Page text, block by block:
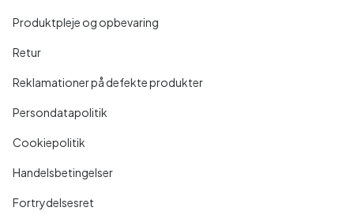
Produktpleje og opbevaring
Retur
Reklamationer på defekte produkter
Persondatapolitik
Cookiepolitik
Handelsbetingelser
Fortrydelsesret